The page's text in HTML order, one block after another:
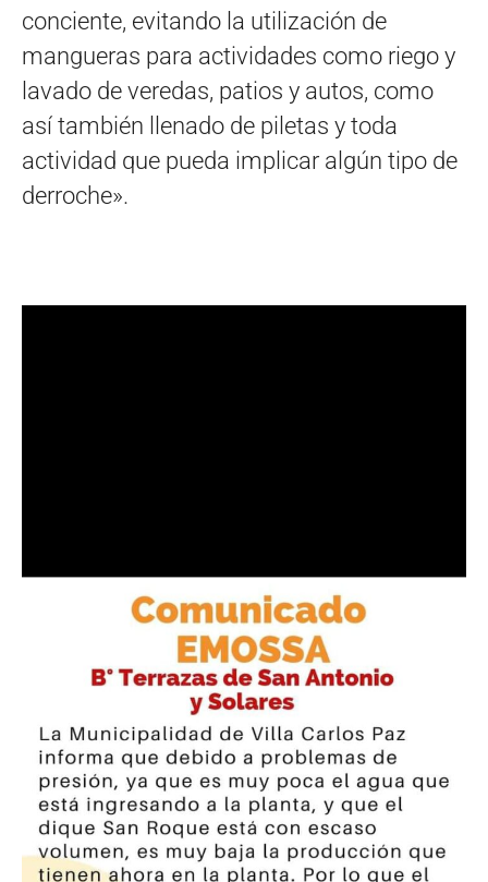
conciente, evitando la utilización de
mangueras para actividades como riego y
lavado de veredas, patios y autos, como
así también llenado de piletas y toda
actividad que pueda implicar algún tipo de
derroche».